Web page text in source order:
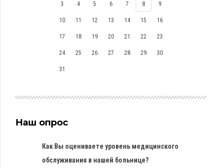
3 4 5 6 7 8 9
10 11 12 13 14 15 16
17 18 19 20 21 22 23
24 25 26 27 28 29 30
31
Наш опрос
Как Вы оцениваете уровень медицинского
обслуживания в нашей больнице?